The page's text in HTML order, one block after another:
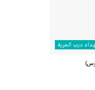
درب الحرية